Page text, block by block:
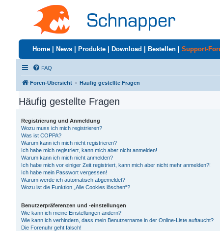
Home News Produkte Download Bestellen Support-
FAQ
Foren-Übersicht Häufig gestellte Fragen
Häufig gestellte Fragen
Registrierung und Anmeldung
Wozu muss ich mich registrieren?
Was ist COPPA?
Warum kann ich mich nicht registrieren?
Ich habe mich registriert, kann mich aber nicht anmelden!
Warum kann ich mich nicht anmelden?
Ich habe mich vor einiger Zeit registriert, kann mich aber nicht mehr anmelden?!
Ich habe mein Passwort vergessen!
Warum werde ich automatisch abgemeldet?
Wozu ist die Funktion „Alle Cookies löschen“?
Benutzerpräferenzen und -einstellungen
Wie kann ich meine Einstellungen ändern?
Wie kann ich verhindern, dass mein Benutzername in der Online-Liste auftaucht?
Die Forenuhr geht falsch!